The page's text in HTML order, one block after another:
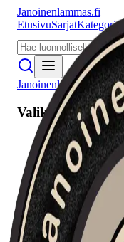
Janoinenlammas.fi
EtusivuSarjatKategoriat
Janoinenlammas.fi
Valikko
Etusivu
Sarjat
Kategoriat
Puhujat
Haku
Tietosuojaseloste
Seuraa meitä